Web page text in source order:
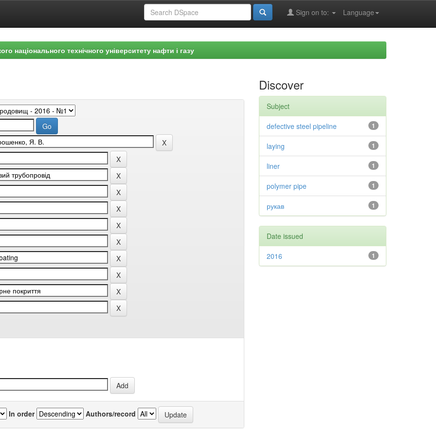
Language
Sign on to:
національного технічного університету нафти і газу
In order Authors/record
Discover
Subject
1
defective steel pipeline
1
laying
1
liner
1
polymer pipe
1
рукав
Date issued
1
2016